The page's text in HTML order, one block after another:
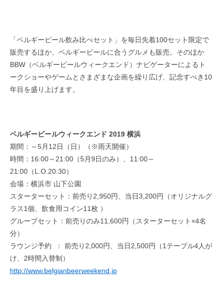
「ベルギービール飲み比べセット」を毎日先着100セット限定で
販売するほか、ベルギービールに合うグルメも販売。そのほか
BBW（ベルギービールウィークエンド）ナビゲーターによるト
ークショーやゲームとさまざまな企画を繰り広げ、記念すべき10
年目を盛り上げます。
ベルギービールウィークエンド 2019 横浜
期間：～5月12日（日）（※雨天開催）
時間：16:00～21:00（5月9日のみ）、11:00～
21:00（L.O.20:30）
会場：横浜市 山下公園
スターターセット：前売り2,950円、当日3,200円（オリジナルグ
ラス1個、飲食用コイン11枚 ）
グループセット：前売りのみ11,600円（スターターセット×4名
分）
ラウンジ予約 ： 前売り2,000円、当日2,500円（1テーブル4人が
け、2時間入替制）
http://www.belgianbeerweekend.jp